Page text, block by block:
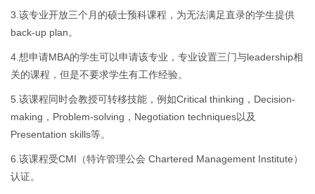
3.该专业开放三个月的硕士预科课程，为无法满足直录的学生提供
back-up plan。
4.想申请MBA的学生可以申请该专业，专业设置三门与leadership相
关的课程，但是不要求学生有工作经验。
5.该课程同时会教授可转移技能，例如Critical thinking，Decision-
making，Problem-solving，Negotiation techniques以及
Presentation skills等。
6.该课程受CMI（特许管理公会 Chartered Management Institute）
认证。